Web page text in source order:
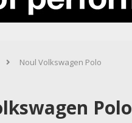
Noul Volkswagen Polo
Polo